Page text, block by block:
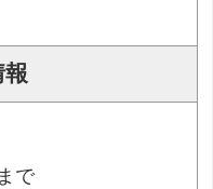
で